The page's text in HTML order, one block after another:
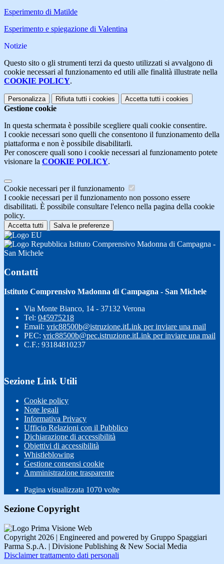
Esperimento di Matilde
Esperimento e spiegazione di Valentina
Notizie
Questo sito o gli strumenti terzi da questo utilizzati si avvalgono di
cookie necessari al funzionamento ed utili alle finalità illustrate nella
COOKIE POLICY.
Personalizza Rifiuta tutti i cookies Accetta tutti i cookies
Gestione cookie
In questa schermata è possibile scegliere quali cookie consentire.
I cookie necessari sono quelli che consentono il funzionamento della
piattaforma e non è possibile disabilitarli.
Per conoscere quali sono i cookie necessari al funzionamento potete
visionare la COOKIE POLICY.
Cookie necessari per il funzionamento
I cookie necessari per il funzionamento non possono essere
disabilitati. È possibile consultare l'elenco nella pagina della cookie
policy.
Accetta tutti Salva le preferenze
Istituto Comprensivo Madonna di Campagna -
San Michele
Contatti
Istituto Comprensivo Madonna di Campagna - San Michele
Via Monte Bianco, 14 - 37132 Verona
Tel: 045975218
Email: vric88500b@istruzione.itLink per inviare una mail
PEC: vric88500b@pec.istruzione.itLink per inviare una mail
C.F.: 93184810237
Sezione Link Utili
Cookie policy
Note legali
Informativa Privacy
Ufficio Relazioni con il Pubblico
Dichiarazione di accessibilità
Obiettivi di accessibilità
Whistleblowing
Gestione consensi cookie
Amministrazione trasparente
Pagina visualizzata 1070 volte
Sezione Copyright
Copyright 2026 | Engineered and powered by Gruppo Spaggiari
Parma S.p.A. | Divisione Publishing & New Social Media
Disclaimer trattamento dati personali